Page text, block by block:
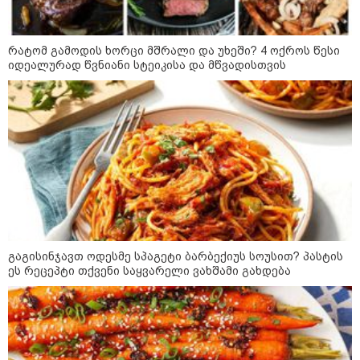
გადაარჩინა 56 წლის კაცმა
ბავშვები აბობოქრებულ ზღვაში
დახრჩობას
კატეგორიის ყველა სიახლე
"უნდა დაგვხვრიტოთ? - არა,
თქვენი დახვრეტა რაში გვაწყობს,
გუდაუთაში ქართველ ტყვეებში
უნდა გადაგცვალოთ..."
როდის დაიწყო რეალურად
საქართველო-რუსეთის ომი და
მთავარი შეცდომა, რომელიც
საბედისწერო გამოდგა
რატომ გამოდის ხორცი მშრალი და უხეში? 4 ოქროს წესი
იდეალურად წვნიანი სტეიკისა და მწვადისთვის
გაგისინჯავთ ოდესმე სპაგეტი ბარბექიუს სოუსით? პასტის
ეს რეცეპტი თქვენი საყვარელი ვახშამი გახდება